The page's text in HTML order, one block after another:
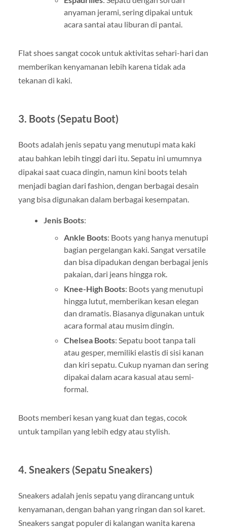
anyaman jerami, sering dipakai untuk
acara santai atau liburan di pantai.
Flat shoes sangat cocok untuk aktivitas sehari-hari dan
memberikan kenyamanan lebih karena tidak ada
tekanan di kaki.
3. Boots (Sepatu Boot)
Boots adalah jenis sepatu yang menutupi mata kaki
atau bahkan lebih tinggi dari itu. Sepatu ini umumnya
dipakai saat cuaca dingin, namun kini boots telah
menjadi bagian dari fashion, dengan berbagai desain
yang bisa digunakan dalam berbagai kesempatan.
Jenis Boots:
Ankle Boots: Boots yang hanya menutupi
bagian pergelangan kaki. Sangat versatile
dan bisa dipadukan dengan berbagai jenis
pakaian, dari jeans hingga rok.
Knee-High Boots: Boots yang menutupi
hingga lutut, memberikan kesan elegan
dan dramatis. Biasanya digunakan untuk
acara formal atau musim dingin.
Chelsea Boots: Sepatu boot tanpa tali
atau gesper, memiliki elastis di sisi kanan
dan kiri sepatu. Cukup nyaman dan sering
dipakai dalam acara kasual atau semi-
formal.
Boots memberi kesan yang kuat dan tegas, cocok
untuk tampilan yang lebih edgy atau stylish.
4. Sneakers (Sepatu Sneakers)
Sneakers adalah jenis sepatu yang dirancang untuk
kenyamanan, dengan bahan yang ringan dan sol karet.
Sneakers sangat populer di kalangan wanita karena